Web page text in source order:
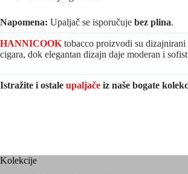
Napomena: Upaljač se isporučuje bez plina.
HANNICOOK tobacco proizvodi su dizajnirani
cigara, dok elegantan dizajn daje moderan i
Istražite i ostale upaljače iz naše bogate
Kolekcije